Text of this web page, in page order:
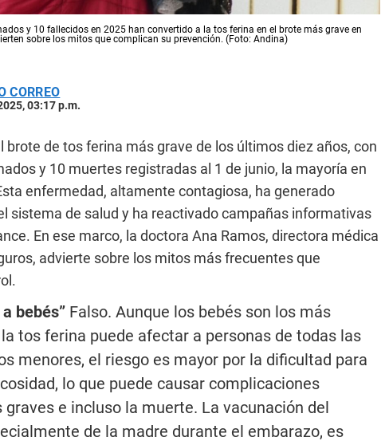
y 10 fallecidos en 2025 han convertido a la tos ferina en el brote más grave en
sobre los mitos que complican su prevención. (Foto: Andina)
CORREO
03:17 p.m.
brote de tos ferina más grave de los últimos diez años, con
y 10 muertes registradas al 1 de junio, la mayoría en
enfermedad, altamente contagiosa, ha generado
sistema de salud y ha reactivado campañas informativas
En ese marco, la doctora Ana Ramos, directora médica
advierte sobre los mitos más frecuentes que
bebés” Falso. Aunque los bebés son los más
tos ferina puede afectar a personas de todas las
menores, el riesgo es mayor por la dificultad para
lo que puede causar complicaciones
e incluso la muerte. La vacunación del
de la madre durante el embarazo, es